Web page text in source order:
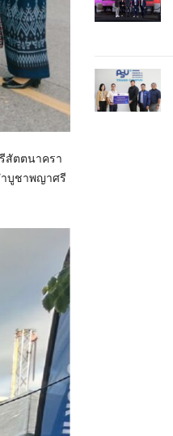
สัตตนาครา
ำบูชาพญาศรี